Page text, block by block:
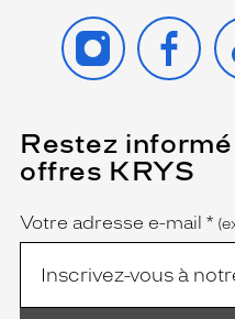
INSTAGRAM
Restez
offres KRYS
Name
Votre adresse e-mail *
(Ce
champ
est
obligatoire)